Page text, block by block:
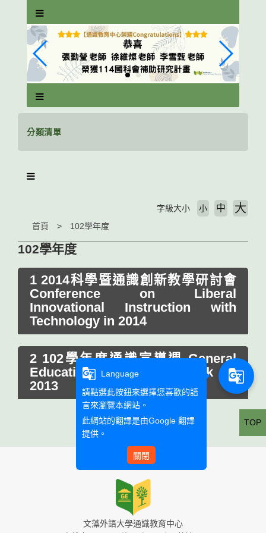
分類清單
首頁 102學年度
字級大小 小 中 大
102學年度
1 2014科學暨通識創新教學研討會
Conference on Liberal
Innovational Instruction with
Technology in 2014
2 102學年度通識宣導週 General
Education Promoting Week in
2013
文藻外語大學通識教育中心
TOP
g_translate
Language
請點選此按鈕來選擇您喜歡的語
言來瀏覽本網站。
此網站的翻譯是由Google 翻譯
提供。
關閉
g_translate